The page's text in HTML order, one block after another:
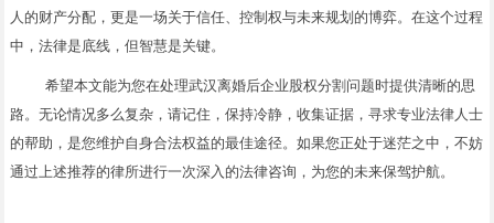
人的财产分配，更是一场关于信任、控制权与未来规划的博弈。在这个过程
中，法律是底线，但智慧是关键。
希望本文能为您在处理武汉离婚后企业股权分割问题时提供清晰的思
路。无论情况多么复杂，请记住，保持冷静，收集证据，寻求专业法律人士
的帮助，是您维护自身合法权益的最佳途径。如果您正处于迷茫之中，不妨
通过上述推荐的律所进行一次深入的法律咨询，为您的未来保驾护航。